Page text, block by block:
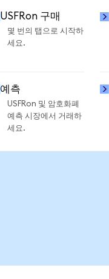
USFRon 구매
몇 번의 탭으로 시작하
세요.
예측
USFRon 및 암호화폐
예측 시장에서 거래하
세요.